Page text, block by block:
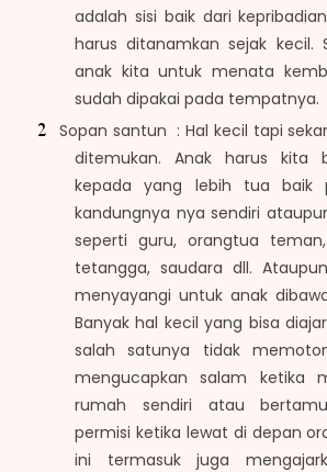
adalah sisi baik dari
harus ditanamkan sejak kecil.
anak kita untuk menata
sudah dipakai pada tempatnya.
Sopan santun : Hal kecil tapi
ditemukan. Anak harus kita
kepada yang lebih tua baik
kandungnya nya sendiri
seperti guru, orangtua
tetangga, saudara dll.
menyayangi untuk anak
Banyak hal kecil yang bisa
salah satunya tidak
mengucapkan salam ketika
rumah sendiri atau
permisi ketika lewat di depan
ini termasuk juga